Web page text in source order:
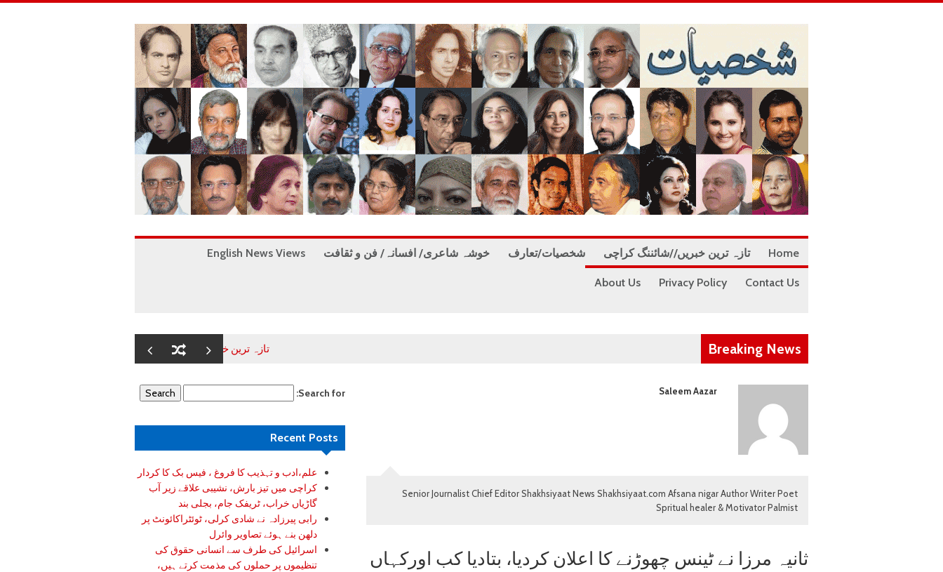
Home تازہ ترین خبریں//شائننگ کراچی شخصیات/تعارف خوشہ شاعری/ افسانہ/ فن و ثقافت English News Views
Contact Us
Privacy Policy
About Us
Breaking News تازہ ترین خبریں//شائننگ کراچی علم،ادب و تہذیب کا فروغ ، فیس بک کا
Saleem Aazar
Senior Journalist Chief Editor Shakhsiyaat News Shakhsiyaat.com Afsana nigar Author Writer Poet
Spritual healer & Motivator Palmist
ثانیہ مرزا نے ٹینس چھوڑنے کا اعلان کردیا، بتادیا کب اورکہاں
Search for:
Recent Posts
علم،ادب و تہذیب کا فروغ ، فیس بک کا کردار
کراچی میں تیز بارش، نشیبی علاقے زیر آب
گاڑیاں خراب، ٹریفک جام، بجلی بند
رابی پیرزادہ نے شادی کرلی، ٹوئٹراکائونٹ پر
دلھن بنے ہوئے تصاویر وائرل
اسرائیل کی طرف سے انسانی حقوق کی
تنظیموں پر حملوں کی مذمت کرتے ہیں،